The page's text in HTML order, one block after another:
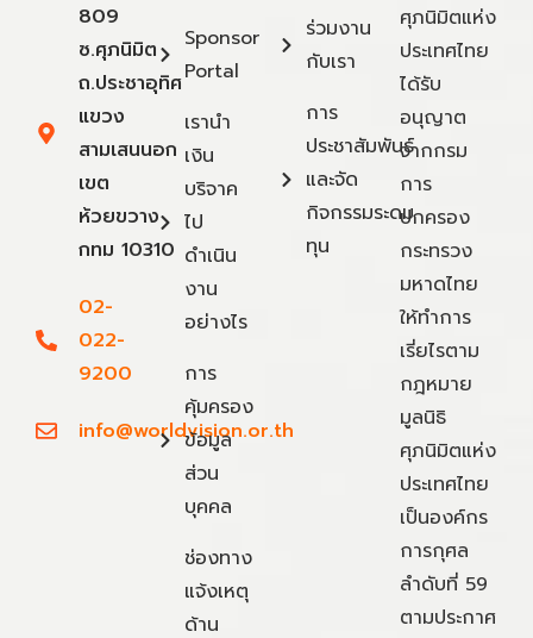
809
ซ.ศุภนิมิต
ถ.ประชาอุทิศ
แขวง
สามเสนนอก
เขต
ห้วยขวาง
กทม 10310
02-
022-
9200
info@worldvision.or.th
Sponsor
Portal
เรานำ
เงิน
บริจาค
ไป
ดำเนิน
งาน
อย่างไร
การ
คุ้มครอง
ข้อมูล
ส่วน
บุคคล
ช่องทาง
แจ้งเหตุ
ด้าน
ร่วมงาน
กับเรา
การ
ประชาสัมพันธ์
และจัด
กิจกรรมระดม
ทุน
ศุภนิมิตแห่ง
ประเทศไทย
ได้รับ
อนุญาต
จากกรม
การ
ปกครอง
กระทรวง
มหาดไทย
ให้ทำการ
เรี่ยไรตาม
กฎหมาย
มูลนิธิ
ศุภนิมิตแห่ง
ประเทศไทย
เป็นองค์กร
การกุศล
ลำดับที่ 59
ตามประกาศ